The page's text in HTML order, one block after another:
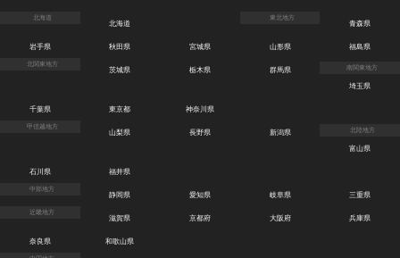
北海道
北海道
東北地方
青森県
岩手県 秋田県 宮城県 山形県 福島県
北関東地方
茨城県 栃木県 群馬県 南関東地方
埼玉県
千葉県 東京都 神奈川県
甲信越地方
山梨県 長野県 新潟県 北陸地方
富山県
石川県 福井県
中部地方
静岡県 愛知県 岐阜県 三重県
近畿地方
滋賀県 京都府 大阪府 兵庫県
奈良県 和歌山県